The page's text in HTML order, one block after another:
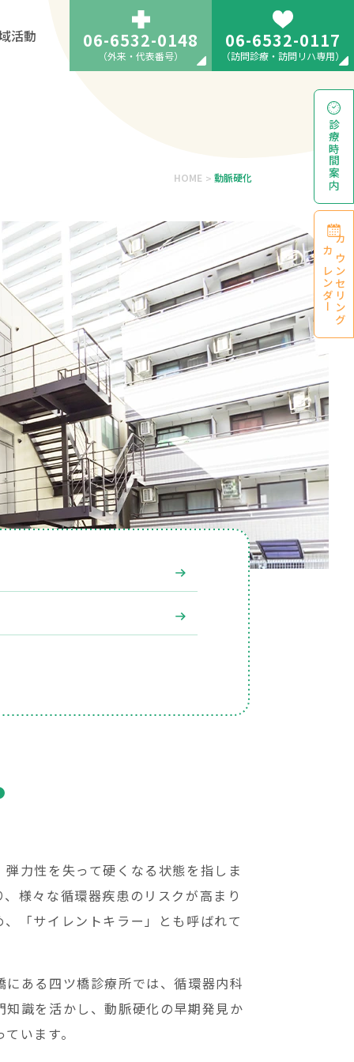
活動 06-6532-0148
（外来・代表番号）
06-6532-0117
（訪問診療・訪問リハ専用）
HOME > 動脈硬化
力性を失って硬くなる状態を指しま
様々な循環器疾患のリスクが高まり
「サイレントキラー」とも呼ばれて
ある四ツ橋診療所では、循環器内科
識を活かし、動脈硬化の早期発見か
います。
診療時間
案内
カウンセリング
カレンダー